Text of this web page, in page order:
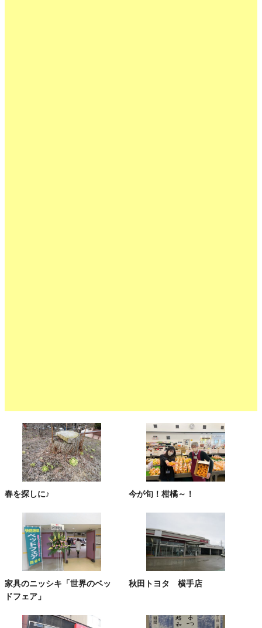
春を探しに♪ 今が旬！柑橘～！
家具のニッシキ「世界のベッ
ドフェア」
秋田トヨタ 横手店